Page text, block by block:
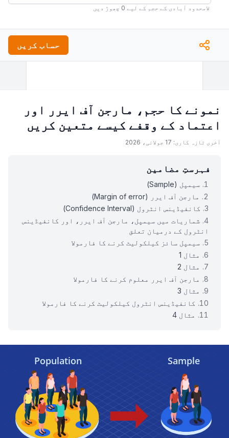
لامحدود آبادی کے حجم کے لیے 0 چھوڑ دیں
حساب کریں
نمونے کا حجم، مارجن آف ایرر اور
اعتماد کے وقفے کیسے متعین کریں
آخری تازہ کاری: 17 جولائی، 2026
فہرستِ مضامین
سیمپل (Sample)
مارجن آف ایرر (Margin of error)
کانفیڈینس انٹرول (Confidence Interval)
شماریات میں سیمپل، مارجن آف ایرر، اور کانفیڈینس
انٹرول کے درمیان تعلق
سیمپل سائز کیلکولیٹ کرنے کا فارمولا
مثال 1
مثال 2
مارجن آف ایرر معلوم کرنے کا فارمولا
مثال 3
کانفیڈینس انٹرول کیلکولیٹ کرنے کا فارمولا
مثال 4